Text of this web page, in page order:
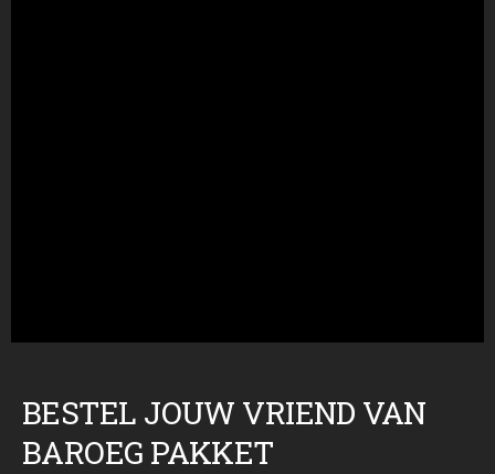
BESTEL JOUW VRIEND VAN
BAROEG PAKKET